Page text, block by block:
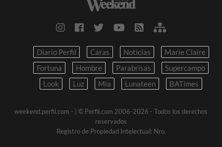
Diario Perfil Caras Noticias
Marie Claire
Fortuna
Hombre Parabrisas
Supercampo
Look
Luz Mia Lunateen BATimes
weekend.perfil.com -
| © Perfil.com 2006-2026 - Todos los derechos
reservados
Registro de Propiedad Intelectual: Nro.